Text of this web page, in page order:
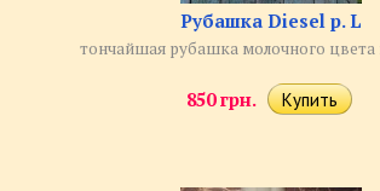
Рубашка Diesel р. L
тончайшая рубашка молочного цвета
850 грн.